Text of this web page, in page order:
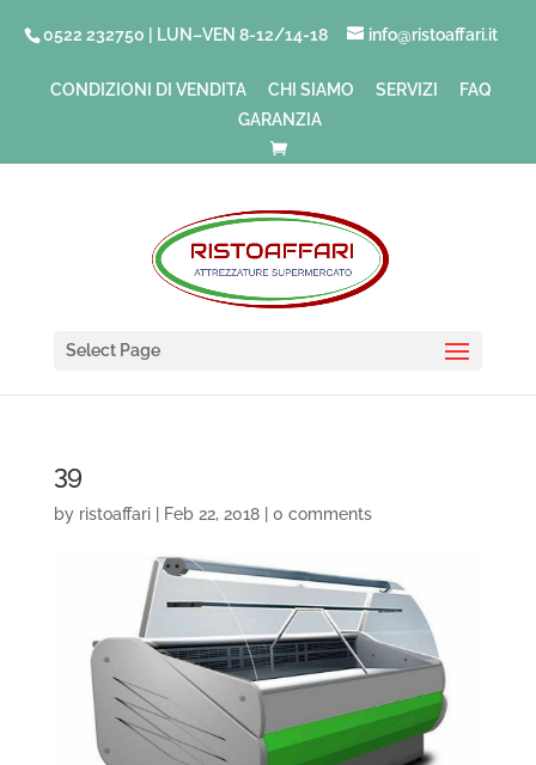
0522 232750 | LUN–VEN 8-12/14-18 info@ristoaffari.it
CONDIZIONI DI VENDITA CHI SIAMO SERVIZI
FAQ
GARANZIA
Select Page
39
by ristoaffari| Feb 22, 2018| 0 comments